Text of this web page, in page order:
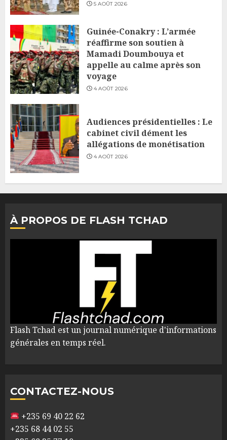
5 AOÛT 2026
Guinée-Conakry : L’armée
réaffirme son soutien à
Mamadi Doumbouya et
appelle au calme après son
voyage
4 AOÛT 2026
Audiences présidentielles : Le
cabinet civil dément les
allégations de monétisation
4 AOÛT 2026
À PROPOS DE FLASH TCHAD
Flash Tchad est un journal numérique d'informations
générales en temps réel.
CONTACTEZ-NOUS
+235 69 40 22 62
+235 68 44 02 55